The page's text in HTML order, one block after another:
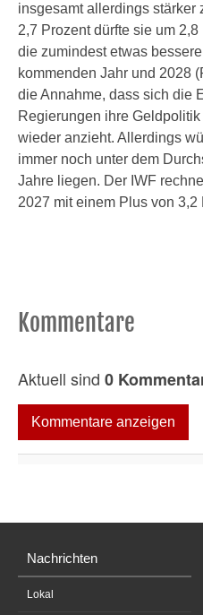
insgesamt allerdings stärker
2,7 Prozent dürfte sie um
die zumindest etwas
kommenden Jahr und 2028
die Annahme, dass sich die
Regierungen ihre
wieder anzieht. Allerdings
immer noch unter dem
Jahre liegen. Der IWF
2027 mit einem Plus von 3,2
Kommentare
Aktuell sind 0
Kommentare anzeigen
Nachrichten
Lokal